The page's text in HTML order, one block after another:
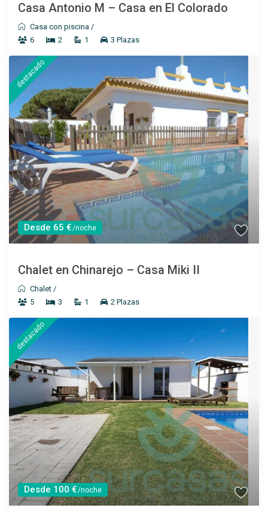
Casa Úrsula I
Ver más
Desde 100 €/por noche
Casa Úrsula III
Desde 150 €/por noche
Casa Matías
Casa Antonio M – Casa en El Colorado
Casa con piscina /
6
2 1 3 Plazas
Desde 65 €/noche
destacado
Chalet en Chinarejo – Casa Miki II
Chalet /
5
3 1 2 Plazas
Desde 100 €/noche
destacado